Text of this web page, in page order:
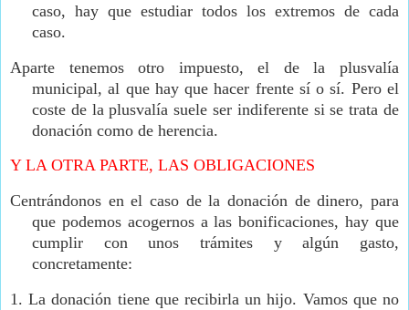
caso, hay que estudiar todos los extremos de cada
caso.
Aparte tenemos otro impuesto, el de la plusvalía
municipal, al que hay que hacer frente sí o sí. Pero el
coste de la plusvalía suele ser indiferente si se trata de
donación como de herencia.
Y LA OTRA PARTE, LAS OBLIGACIONES
Centrándonos en el caso de la donación de dinero, para
que podemos acogernos a las bonificaciones, hay que
cumplir con unos trámites y algún gasto,
concretamente:
1. La donación tiene que recibirla un hijo. Vamos que no